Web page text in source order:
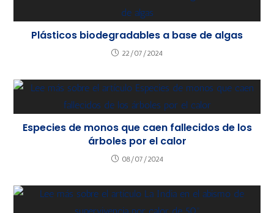
Plásticos biodegradables a base de algas
22/07/2024
Especies de monos que caen fallecidos de los
árboles por el calor
08/07/2024